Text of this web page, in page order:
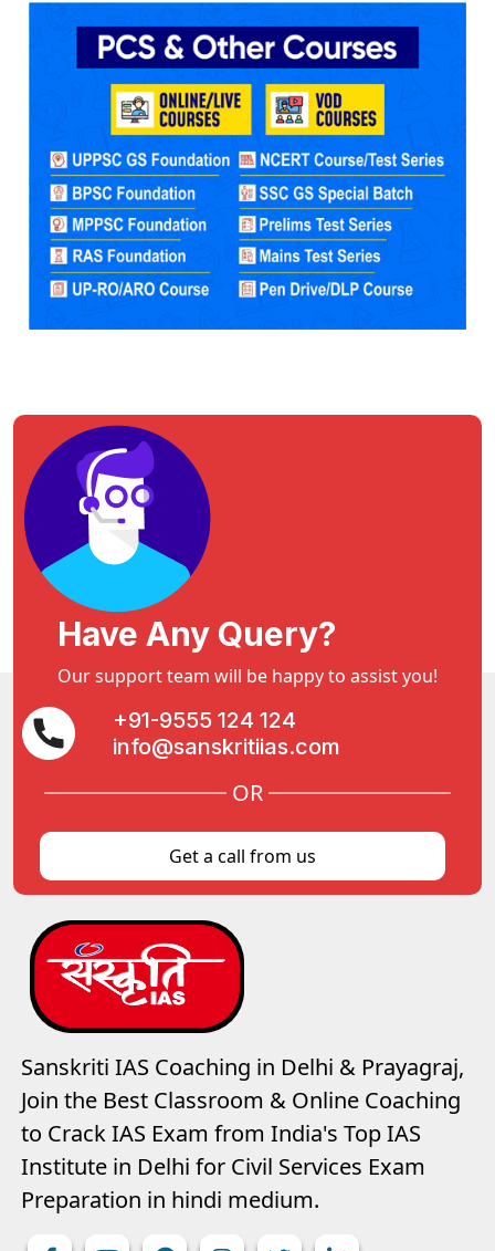
Have Any Query?
Our support team will be happy to assist you!
+91-9555 124 124
info@sanskritiias.com
OR
Get a call from us
Sanskriti IAS Coaching in Delhi & Prayagraj,
Join the Best Classroom & Online Coaching
to Crack IAS Exam from India's Top IAS
Institute in Delhi for Civil Services Exam
Preparation in hindi medium.